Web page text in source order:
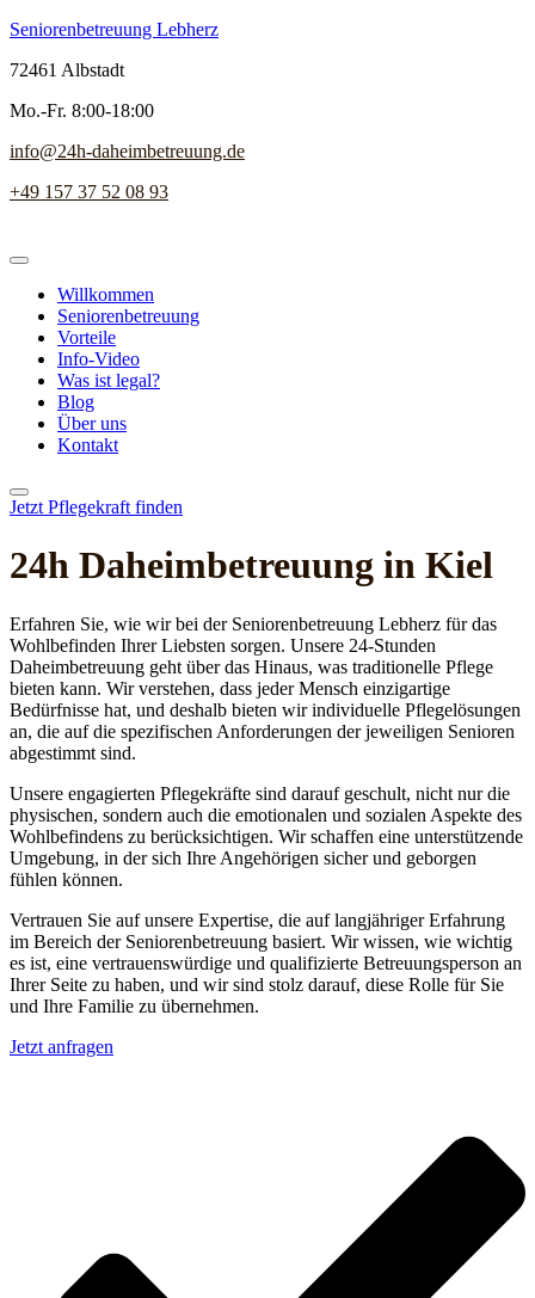
Seniorenbetreuung Lebherz
72461 Albstadt
Mo.-Fr. 8:00-18:00
info@24h-daheimbetreuung.de
+49 157 37 52 08 93
Willkommen
Seniorenbetreuung
Vorteile
Info-Video
Was ist legal?
Blog
Über uns
Kontakt
Jetzt Pflegekraft finden
24h Daheim­betreuung in Kiel
Erfahren Sie, wie wir bei der Seniorenbetreuung Lebherz für das
Wohlbefinden Ihrer Liebsten sorgen. Unsere 24-Stunden
Daheimbetreuung geht über das Hinaus, was traditionelle Pflege
bieten kann. Wir verstehen, dass jeder Mensch einzigartige
Bedürfnisse hat, und deshalb bieten wir individuelle Pflegelösungen
an, die auf die spezifischen Anforderungen der jeweiligen Senioren
abgestimmt sind.
Unsere engagierten Pflegekräfte sind darauf geschult, nicht nur die
physischen, sondern auch die emotionalen und sozialen Aspekte des
Wohlbefindens zu berücksichtigen. Wir schaffen eine unterstützende
Umgebung, in der sich Ihre Angehörigen sicher und geborgen
fühlen können.
Vertrauen Sie auf unsere Expertise, die auf langjähriger Erfahrung
im Bereich der Seniorenbetreuung basiert. Wir wissen, wie wichtig
es ist, eine vertrauenswürdige und qualifizierte Betreuungsperson an
Ihrer Seite zu haben, und wir sind stolz darauf, diese Rolle für Sie
und Ihre Familie zu übernehmen.
Jetzt anfragen